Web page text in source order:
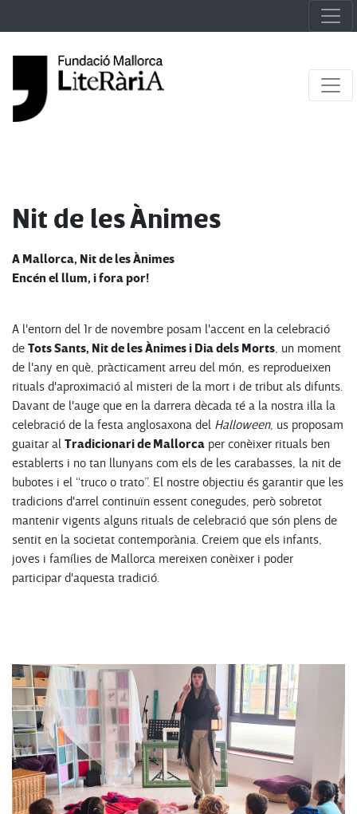
Nit de les Ànimes
A Mallorca, Nit de les Ànimes
Encén el llum, i fora por!
A l'entorn del 1r de novembre posam l'accent en la celebració
de Tots Sants, Nit de les Ànimes i Dia dels Morts, un moment
de l'any en què, pràcticament arreu del món, es reprodueixen
rituals d'aproximació al misteri de la mort i de tribut als difunts.
Davant de l'auge que en la darrera dècada té a la nostra illa la
celebració de la festa anglosaxona del Halloween, us proposam
guaitar al Tradicionari de Mallorca per conèixer rituals ben
establerts i no tan llunyans com els de les carabasses, la nit de
bubotes i el “truco o trato”. El nostre objectiu és garantir que les
tradicions d'arrel continuïn essent conegudes, però sobretot
mantenir vigents alguns rituals de celebració que són plens de
sentit en la societat contemporània. Creiem que els infants,
joves i famílies de Mallorca mereixen conèixer i poder
participar d'aquesta tradició.